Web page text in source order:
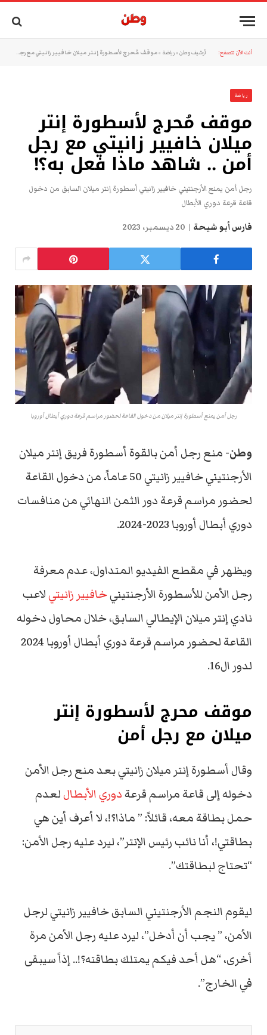
أنت الآن تتصفح: أرشيف وطن »رياضة »موقف مُحرج لأسطورة إنتر ميلان خافيير زانيتي مع رجل أمن .. شاهد ماذا فعل به؟!
رياضة
موقف مُحرج لأسطورة إنتر
ميلان خافيير زانيتي مع رجل
أمن .. شاهد ماذا فعل به؟!
رجل أمن يمنع الأرجنتيني خافيير زانيتي أسطورة إنتر ميلان السابق من دخول
قاعة قرعة دوري الأبطال
فارس أبو شيحة 20 ديسمبر، 2023
رجل أمن يمنع أسطورة إنتر ميلان من دخول القاعة لحضور مراسم قرعة دوري أبطال أوروبا
وطن- منع رجل أمن بالقوة أسطورة فريق إنتر ميلان
الأرجنتيني خافيير زانيتي 50 عاماً، من دخول القاعة
لحضور مراسم قرعة دور الثمن النهائي من منافسات
دوري أبطال أوروبا 2023-2024.
ويظهر في مقطع الفيديو المتداول، عدم معرفة
رجل الأمن للأسطورة الأرجنتينيخافيير زانيتيلاعب
نادي إنتر ميلان الإيطالي السابق، خلال محاول دخوله
القاعة لحضور مراسم قرعة دوري أبطال أوروبا 2024
لدور ال16.
موقف محرج لأسطورة إنتر
ميلان مع رجل أمن
وقال أسطورة إنتر ميلان زانيتي بعد منع رجل الأمن
دخوله إلى قاعة مراسم قرعةدوري الأبطاللعدم
حمل بطاقة معه، قائلاً: ” ماذا؟!، لا أعرف أين هي
بطاقتي!، أنا نائب رئيس الإنتر”، ليرد عليه رجل الأمن:
“تحتاج لبطاقتك”.
ليقوم النجم الأرجنتيني السابق خافيير زانيتي لرجل
الأمن، ” يجب أن أدخل”، ليرد عليه رجل الأمن مرة
أخرى، “هل أحد فيكم يمتلك بطاقته؟!.. إذاً سيبقى
في الخارج”.